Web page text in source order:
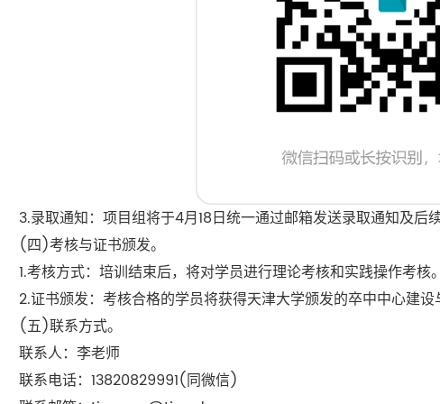
3.录取通知：项目组将于4月18日统一通过邮箱发送录取通知及后
(四)考核与证书颁发。
1.考核方式：培训结束后，将对学员进行理论考核和实践操作考核
2.证书颁发：考核合格的学员将获得天津大学颁发的卒中中心建设
(五)联系方式。
联系人：李老师
联系电话：13820829991(同微信)